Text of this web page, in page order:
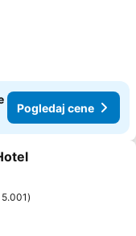
Pogledaj cene
5.001